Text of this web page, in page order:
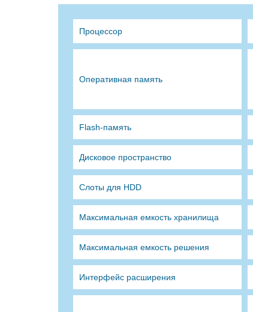
Процессор
Оперативная память
Flash-память
Дисковое пространство
Слоты для HDD
Максимальная емкость хранилища
Максимальная емкость решения
Интерфейс расширения